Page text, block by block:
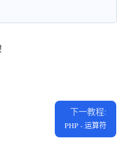
下一教程:
PHP - 运算符